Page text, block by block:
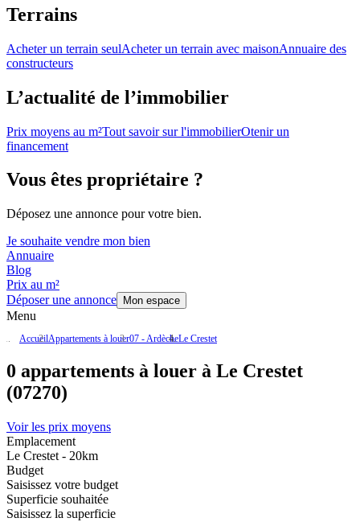
Terrains
Acheter un terrain seulAcheter un terrain avec maisonAnnuaire des
constructeurs
L’actualité de l’immobilier
Prix moyens au m²Tout savoir sur l'immobilierOtenir un
financement
Vous êtes propriétaire ?
Déposez une annonce pour votre bien.
Je souhaite vendre mon bien
Annuaire
Blog
Prix au m²
Déposer une annonce
Mon espace
Menu
AccueilAppartements à louer07 - ArdècheLe Crestet
0 appartements à louer à Le Crestet
(07270)
Voir les prix moyens
Emplacement
Le Crestet - 20km
Budget
Saisissez votre budget
Superficie souhaitée
Saisissez la superficie